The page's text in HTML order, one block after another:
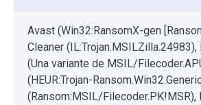
Avast (Win32:RansomX-gen
Cleaner (IL:Trojan.MSILZilla.24983),
(Una variante de MSIL/
(HEUR:Trojan-
(Ransom:MSIL/